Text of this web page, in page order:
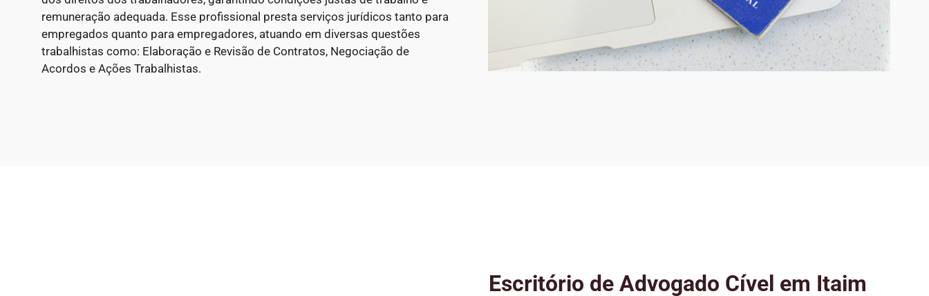
remuneração adequada. Esse profissional presta serviços jurídicos tanto para
empregados quanto para empregadores, atuando em diversas questões
trabalhistas como: Elaboração e Revisão de Contratos, Negociação de
Acordos e Ações Trabalhistas.
Escritório de Advogado Cível em Itaim